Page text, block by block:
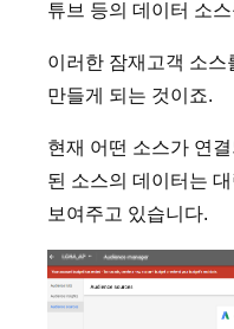
튜브 등의 데이터 소
이러한 잠재고객 소
만들게 되는 것이죠.
현재 어떤 소스가 연
된 소스의 데이터는
보여주고 있습니다.